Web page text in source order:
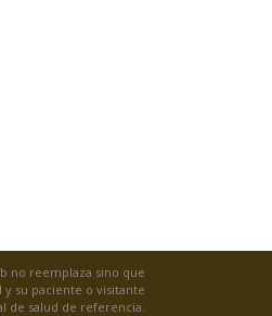
no reemplaza sino que
su paciente o visitante
de salud de referencia.